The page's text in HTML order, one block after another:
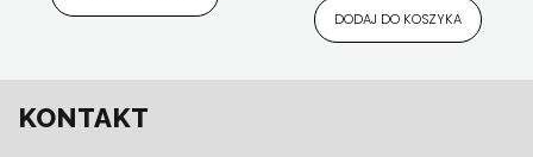
DODAJ DO KOSZYKA
KONTAKT